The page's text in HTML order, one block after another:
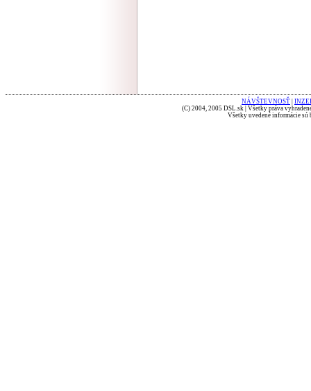
NÁVŠTEVNOSŤ
(C) 2004, 2005 DSL.sk | Všetky práva
Všetky uvedené informácie sú